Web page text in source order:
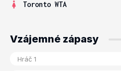
Toronto WTA
Vzájemné zápasy